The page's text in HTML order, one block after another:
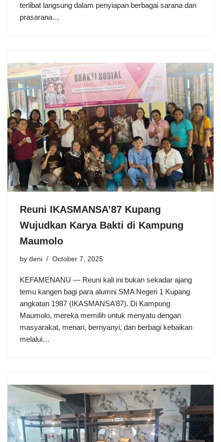
terlibat langsung dalam penyiapan berbagai sarana dan
prasarana…
Reuni IKASMANSA’87 Kupang
Wujudkan Karya Bakti di Kampung
Maumolo
by deni October 7, 2025
KEFAMENANU — Reuni kali ini bukan sekadar ajang
temu kangen bagi para alumni SMA Negeri 1 Kupang
angkatan 1987 (IKASMANSA’87). Di Kampung
Maumolo, mereka memilih untuk menyatu dengan
masyarakat, menari, bernyanyi, dan berbagi kebaikan
melalui…